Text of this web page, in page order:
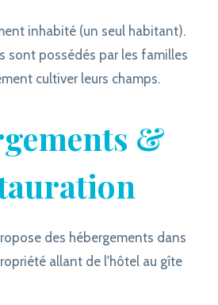
inhabité (un seul habitant).
sont possédés par les familles
cultiver leurs champs.
&
des hébergements dans
allant de l'hôtel au gîte